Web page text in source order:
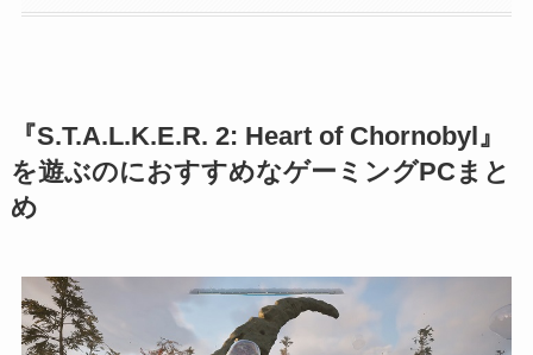
『S.T.A.L.K.E.R. 2: Heart of Chornobyl』
を遊ぶのにおすすめなゲーミングPCまと
め